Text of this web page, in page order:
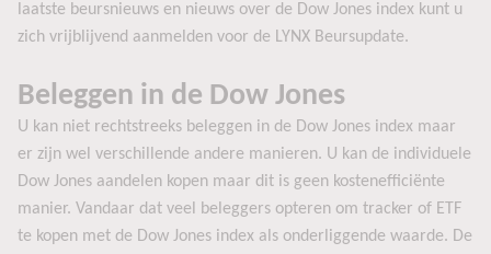
laatste beursnieuws en nieuws over de Dow Jones index kunt u
zich vrijblijvend aanmelden voor de LYNX Beursupdate.
Beleggen in de Dow Jones
U kan niet rechtstreeks beleggen in de Dow Jones index maar
er zijn wel verschillende andere manieren. U kan de individuele
Dow Jones aandelen kopen maar dit is geen kostenefficiënte
manier. Vandaar dat veel beleggers opteren om tracker of ETF
te kopen met de Dow Jones index als onderliggende waarde. De